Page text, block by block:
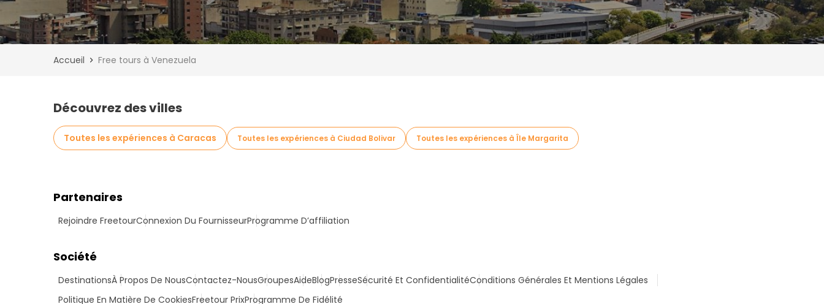
Accueil Free tours à Venezuela
Découvrez des villes
Toutes les expériences à Caracas Toutes les expériences à Ciudad Bolivar Toutes les expériences à Île Margarita
Partenaires
Rejoindre FreetourConnexion Du FournisseurProgramme D’affiliation
Société
DestinationsÀ Propos De NousContactez-NousGroupesAideBlogPresseSécurité Et ConfidentialitéConditions Générales Et Mentions Légales
Politique En Matière De CookiesFreetour PrixProgramme De Fidélité